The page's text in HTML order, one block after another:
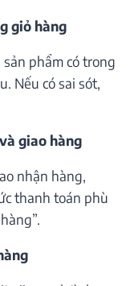
giỏ hàng
phẩm có trong
Nếu có sai sót,
giao hàng
nhận hàng,
thanh toán phù